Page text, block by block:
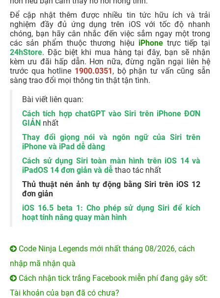
Để cập nhật thêm được nhiều tin tức hữu ích và trải
nghiệm đầy đủ ứng dụng trên iOS với tốc độ nhanh
chóng, bạn hãy cân nhắc đến việc sắm ngay một trong
các sản phẩm thuộc thương hiệu iPhone trực tiếp tại
24hStore. Đặc biệt khi mua hàng tại đây, bạn sẽ nhận
kèm ưu đãi hấp dẫn. Hơn nữa, đừng ngần ngại liên hệ
trước qua hotline 1900.0351, bộ phận tư vấn cũng sẵn
sàng trao đổi mọi thông tin thật tận tình.
Bài viết liên quan:
Cách tích hợp chatGPT vào Siri trên iPhone ĐƠN
GIẢN nhất
Thay đổi giọng nói và ngôn ngữ của Siri trên
iPhone và iPad dễ dàng
Cách sử dụng Siri toàn màn hình trên iOS 14 và
iPadOS 14 đơn giản và dễ thao tác nhất
Thủ thuật nén ảnh tự động bằng Siri trên iOS 12
đơn giản
iOS 16.5 beta 1: Cho phép sử dụng Siri để kích
hoạt tính năng quay màn hình
Code Ninja Legends mới nhất tháng 08/2026, cách
nhập mã nhận quà
Cách nhận tick trắng Facebook miễn phí đang gây sốt:
Tài khoản của bạn đã có chưa?